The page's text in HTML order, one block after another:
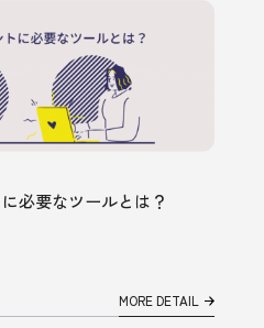
必要なツールとは？
MORE DETAIL